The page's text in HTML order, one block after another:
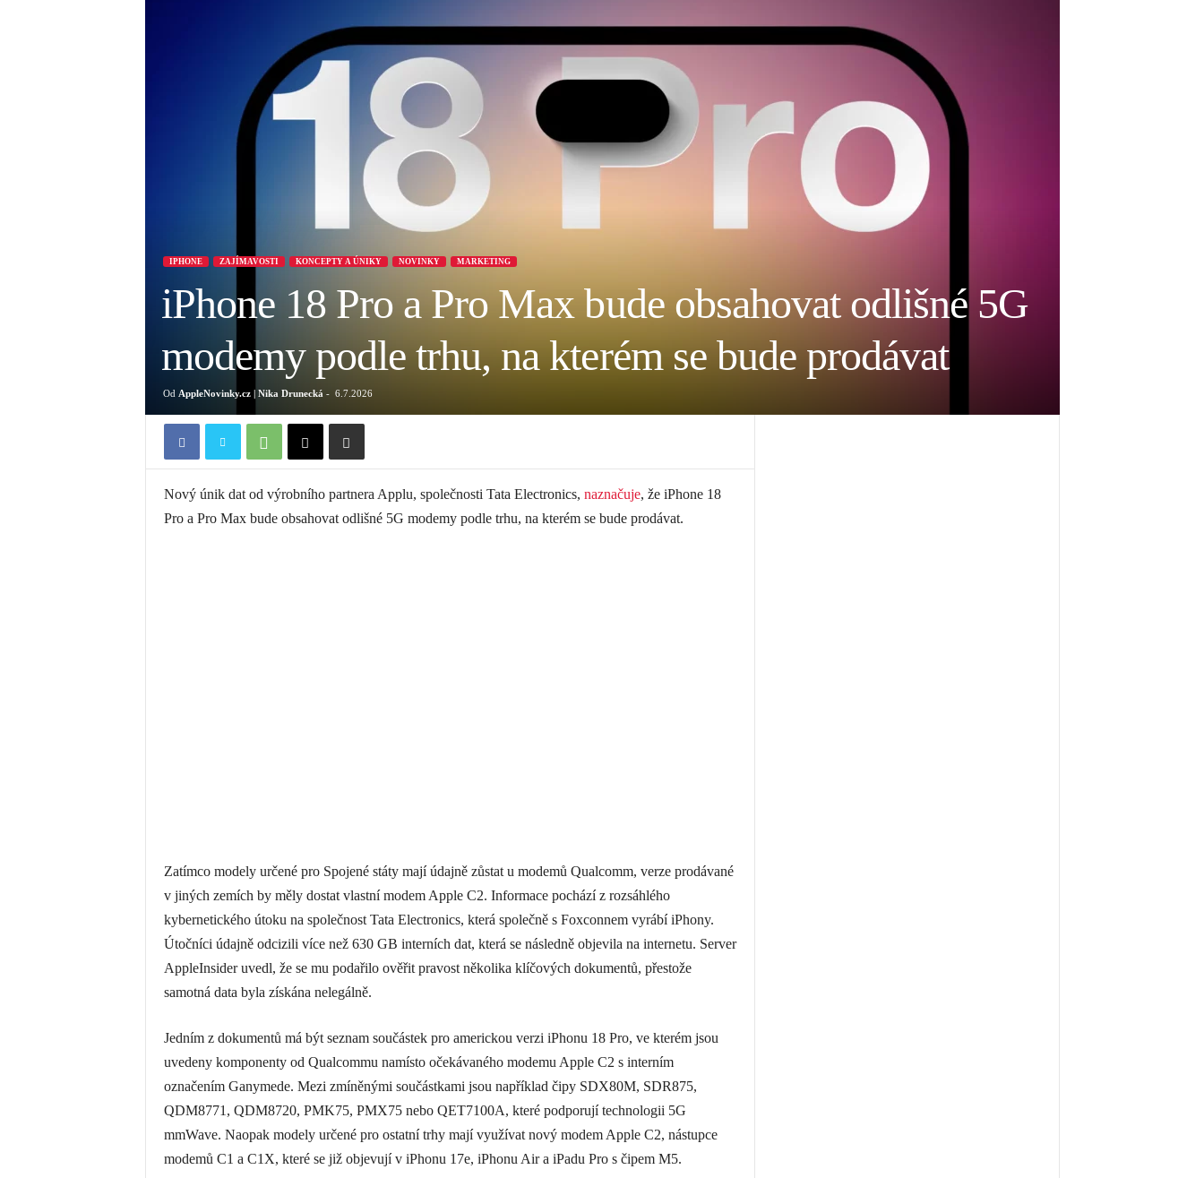
IPHONE ZAJÍMAVOSTI KONCEPTY A ÚNIKY NOVINKY MARKETING
iPhone 18 Pro a Pro Max bude obsahovat odlišné 5G
modemy podle trhu, na kterém se bude prodávat
Od AppleNovinky.cz | Nika Drunecká - 6.7.2026
Nový únik dat od výrobního partnera Applu, společnosti Tata Electronics, naznačuje, že iPhone 18
Pro a Pro Max bude obsahovat odlišné 5G modemy podle trhu, na kterém se bude prodávat.
Zatímco modely určené pro Spojené státy mají údajně zůstat u modemů Qualcomm, verze prodávané
v jiných zemích by měly dostat vlastní modem Apple C2. Informace pochází z rozsáhlého
kybernetického útoku na společnost Tata Electronics, která společně s Foxconnem vyrábí iPhony.
Útočníci údajně odcizili více než 630 GB interních dat, která se následně objevila na internetu. Server
AppleInsider uvedl, že se mu podařilo ověřit pravost několika klíčových dokumentů, přestože
samotná data byla získána nelegálně.
Jedním z dokumentů má být seznam součástek pro americkou verzi iPhonu 18 Pro, ve kterém jsou
uvedeny komponenty od Qualcommu namísto očekávaného modemu Apple C2 s interním
označením Ganymede. Mezi zmíněnými součástkami jsou například čipy SDX80M, SDR875,
QDM8771, QDM8720, PMK75, PMX75 nebo QET7100A, které podporují technologii 5G
mmWave. Naopak modely určené pro ostatní trhy mají využívat nový modem Apple C2, nástupce
modemů C1 a C1X, které se již objevují v iPhonu 17e, iPhonu Air a iPadu Pro s čipem M5.